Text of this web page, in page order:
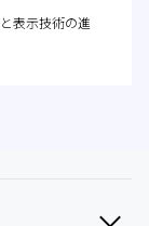
表示技術の進